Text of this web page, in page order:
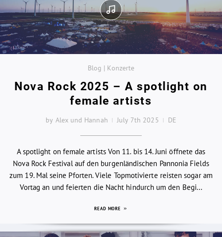
Blog | Konzerte
Nova Rock 2025 – A spotlight on
female artists
by Alex und Hannah July 7th 2025 DE
A spotlight on female artists Von 11. bis 14. Juni öffnete das
Nova Rock Festival auf den burgenländischen Pannonia Fields
zum 19. Mal seine Pforten. Viele Topmotivierte reisten sogar am
Vortag an und feierten die Nacht hindurch um den Begi...
READ MORE